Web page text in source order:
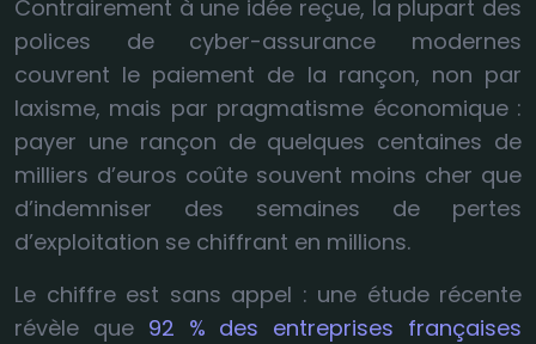
Contrairement à une idée reçue, la plupart des
polices de cyber-assurance modernes
couvrent le paiement de la rançon, non par
laxisme, mais par pragmatisme économique :
payer une rançon de quelques centaines de
milliers d’euros coûte souvent moins cher que
d’indemniser des semaines de pertes
d’exploitation se chiffrant en millions.
Le chiffre est sans appel : une étude récente
révèle que 92 % des entreprises françaises